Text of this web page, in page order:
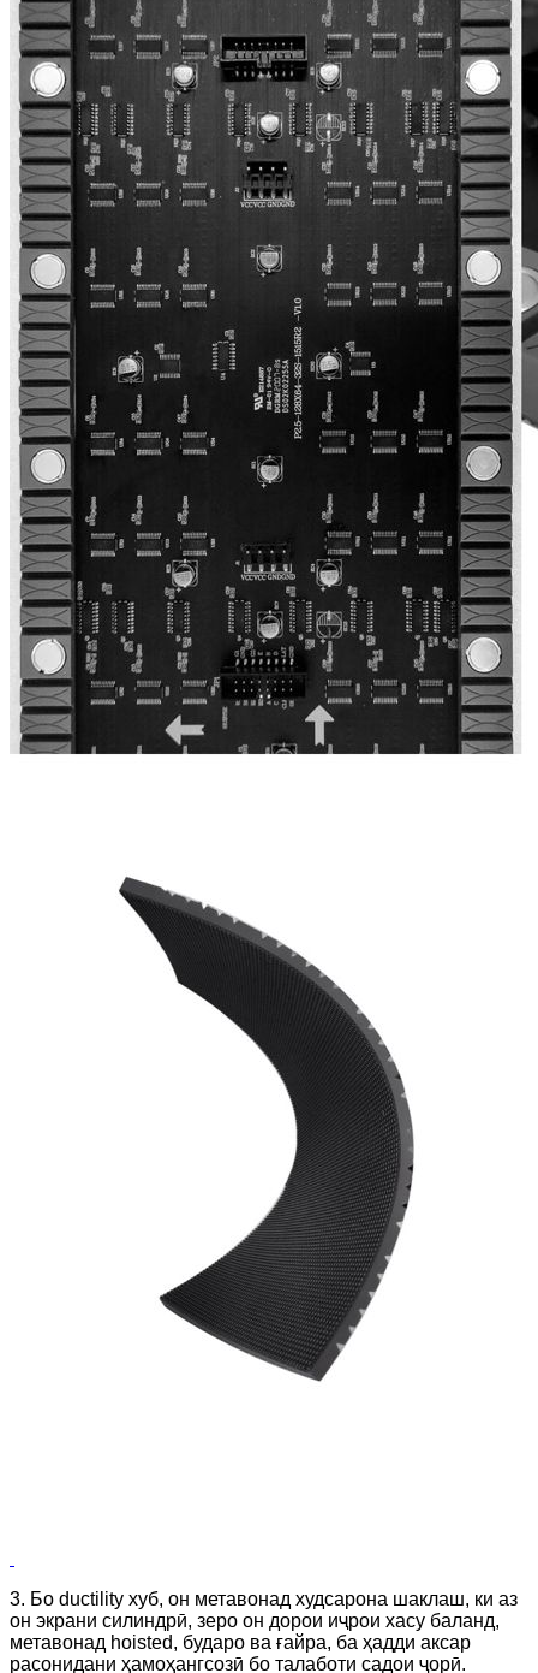
3. Бо ductility хуб, он метавонад худсарона шаклаш, ки аз
он экрани силиндрӣ, зеро он дорои иҷрои хасу баланд,
метавонад hoisted, бударо ва ғайра, ба ҳадди аксар
расонидани ҳамоҳангсозӣ бо талаботи садои ҷорӣ.